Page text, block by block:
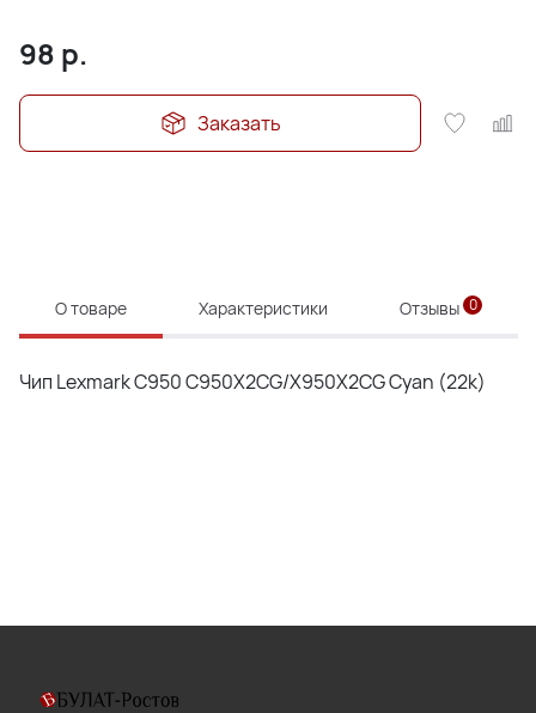
98 р.
Заказать
О товаре Характеристики Отзывы 0
Чип Lexmark C950 C950X2CG/X950X2CG Сyan (22k)